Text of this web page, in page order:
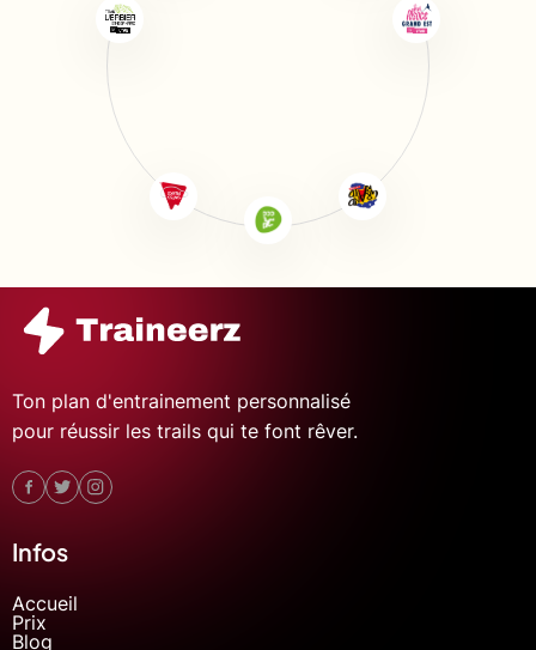
Ton plan d'entrainement personnalisé
pour réussir les trails qui te font rêver.
Infos
Accueil
Prix
Blog